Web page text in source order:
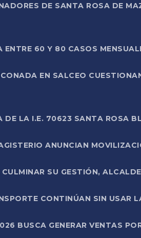
DE SANTA ROSA DE
ENTRE 60 Y 80 CASOS
EN SALCEO
DE LA I.E. 70623 SANTA ROSA
ANUNCIAN
SU GESTIÓN,
CONTINÚAN SIN USAR
BUSCA GENERAR VENTAS